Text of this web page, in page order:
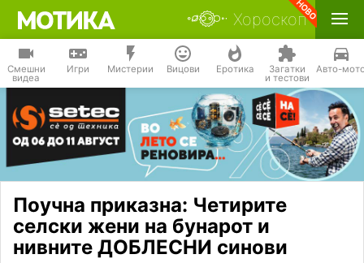
Хороскоп
Смешни
видеа
Игри Мистерии Вицови Еротика Загатки
и тестови
Авто-
Поучна приказна: Четирите
селски жени на бунарот и
нивните ДОБЛЕСНИ синови